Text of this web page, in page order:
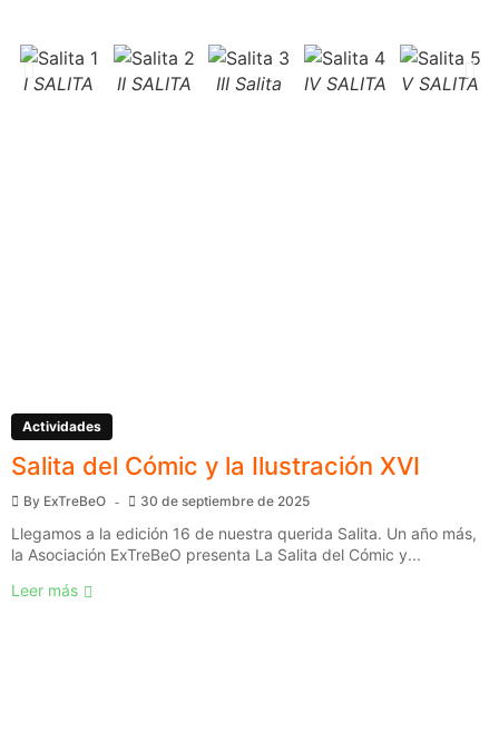
I SALITA II SALITA III Salita IV SALITA V SALITA
Actividades
Salita del Cómic y la Ilustración XVI
By ExTreBeO 30 de septiembre de 2025
Llegamos a la edición 16 de nuestra querida Salita. Un año más,
la Asociación ExTreBeO presenta La Salita del Cómic y...
Leer más